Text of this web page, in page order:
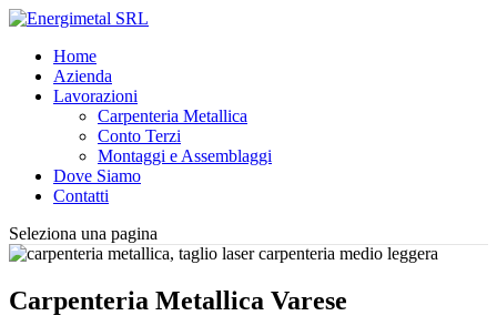
Home
Azienda
Lavorazioni
Carpenteria Metallica
Conto Terzi
Montaggi e Assemblaggi
Dove Siamo
Contatti
Seleziona una pagina
Carpenteria Metallica Varese